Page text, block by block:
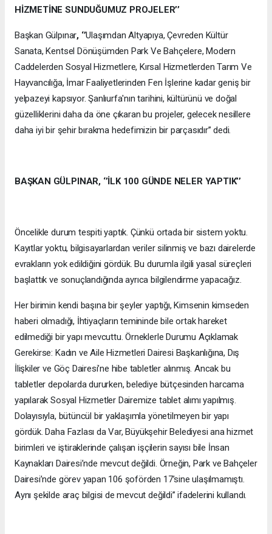
HİZMETİNE SUNDUĞUMUZ PROJELER’’
Başkan Gülpınar, ‘’Ulaşımdan Altyapıya, Çevreden Kültür
Sanata, Kentsel Dönüşümden Park Ve Bahçelere, Modern
Caddelerden Sosyal Hizmetlere, Kırsal Hizmetlerden Tarım Ve
Hayvancılığa, İmar Faaliyetlerinden Fen İşlerine kadar geniş bir
yelpazeyi kapsıyor. Şanlıurfa'nın tarihini, kültürünü ve doğal
güzelliklerini daha da öne çıkaran bu projeler, gelecek nesillere
daha iyi bir şehir bırakma hedefimizin bir parçasıdır’’ dedi.
BAŞKAN GÜLPINAR, ‘’İLK 100 GÜNDE NELER YAPTIK’’
Öncelikle durum tespiti yaptık. Çünkü ortada bir sistem yoktu.
Kayıtlar yoktu, bilgisayarlardan veriler silinmiş ve bazı dairelerde
evrakların yok edildiğini gördük. Bu durumla ilgili yasal süreçleri
başlattık ve sonuçlandığında ayrıca bilgilendirme yapacağız.
Her birimin kendi başına bir şeyler yaptığı, Kimsenin kimseden
haberi olmadığı, İhtiyaçların temininde bile ortak hareket
edilmediği bir yapı mevcuttu. Örneklerle Durumu Açıklamak
Gerekirse: Kadın ve Aile Hizmetleri Dairesi Başkanlığına, Dış
İlişkiler ve Göç Dairesi’ne hibe tabletler alınmış. Ancak bu
tabletler depolarda dururken, belediye bütçesinden harcama
yapılarak Sosyal Hizmetler Dairemize tablet alımı yapılmış.
Dolayısıyla, bütüncül bir yaklaşımla yönetilmeyen bir yapı
gördük. Daha Fazlası da Var, Büyükşehir Belediyesi ana hizmet
birimleri ve iştiraklerinde çalışan işçilerin sayısı bile İnsan
Kaynakları Dairesi’nde mevcut değildi. Örneğin, Park ve Bahçeler
Dairesi’nde görev yapan 106 şoförden 17’sine ulaşılmamıştı.
Aynı şekilde araç bilgisi de mevcut değildi’’ ifadelerini kullandı.